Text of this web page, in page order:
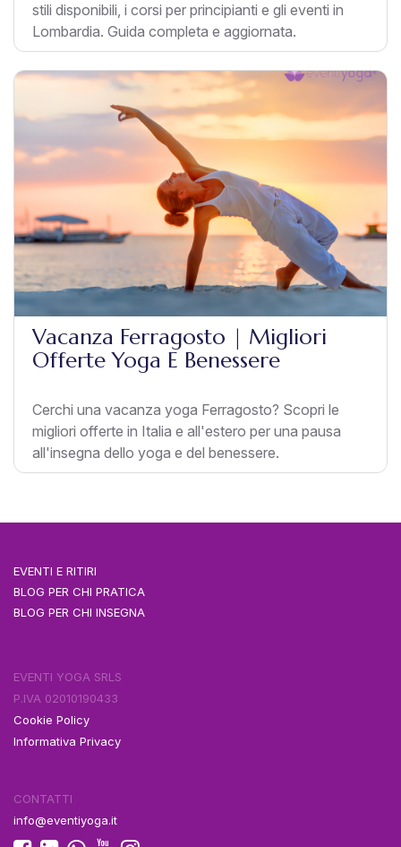
stili disponibili, i corsi per principianti e gli eventi in
Lombardia. Guida completa e aggiornata.
Vacanza Ferragosto | Migliori
Offerte Yoga E Benessere
Cerchi una vacanza yoga Ferragosto? Scopri le
migliori offerte in Italia e all'estero per una pausa
all'insegna dello yoga e del benessere.
EVENTI E RITIRI
BLOG PER CHI PRATICA
BLOG PER CHI INSEGNA
EVENTI YOGA SRLS
P.IVA 02010190433
Cookie Policy
Informativa Privacy
CONTATTI
info@eventiyoga.it